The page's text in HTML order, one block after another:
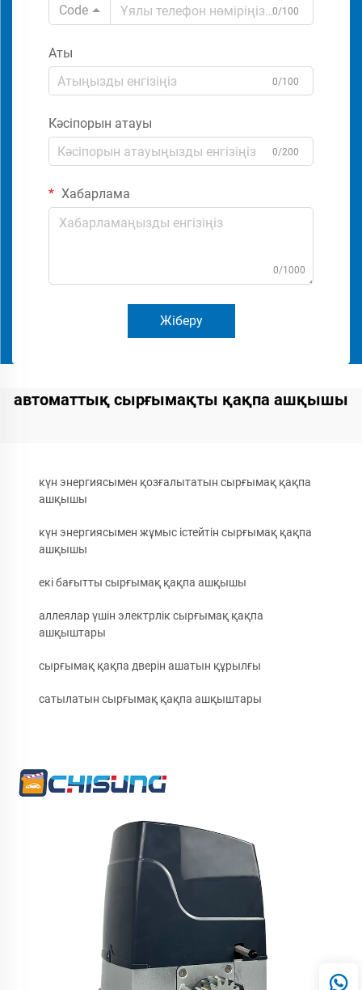
Code
0/100
Аты
0/100
Кәсіпорын атауы
0/200
Хабарлама
0/1000
Жіберу
автоматтық сырғымақты қақпа ашқышы
күн энергиясымен қозғалытатын сырғымақ қақпа
ашқышы
күн энергиясымен жұмыс істейтін сырғымақ қақпа
ашқышы
екі бағытты сырғымақ қақпа ашқышы
аллеялар үшін электрлік сырғымақ қақпа
ашқыштары
сырғымақ қақпа дверін ашатын құрылғы
сатылатын сырғымақ қақпа ашқыштары